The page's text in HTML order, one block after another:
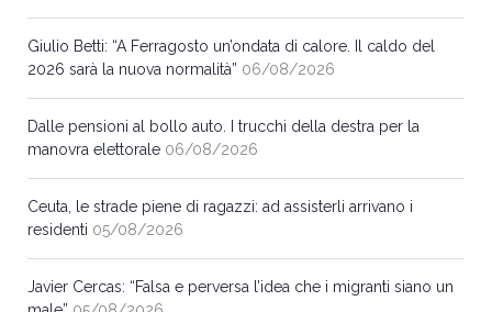
Giulio Betti: “A Ferragosto un’ondata di calore. Il caldo del
2026 sarà la nuova normalità” 06/08/2026
Dalle pensioni al bollo auto. I trucchi della destra per la
manovra elettorale 06/08/2026
Ceuta, le strade piene di ragazzi: ad assisterli arrivano i
residenti 05/08/2026
Javier Cercas: “Falsa e perversa l’idea che i migranti siano un